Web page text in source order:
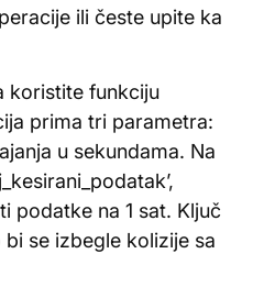
ili česte upite ka
koristite funkciju
prima tri parametra:
u sekundama. Na
podatke na 1 sat. Ključ
se izbegle kolizije sa